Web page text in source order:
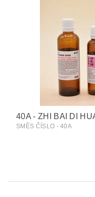
40A - ZHI BAI DI
SMĚS ČÍSLO - 40A